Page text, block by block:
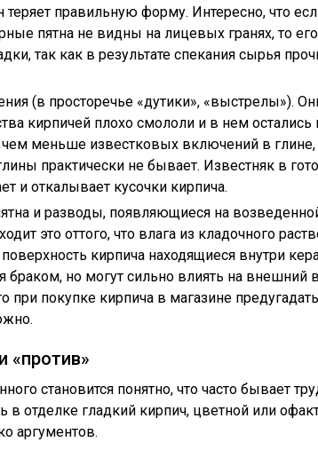
теряет правильную форму. Интересно, что
пятна не видны на лицевых гранях, то
так как в результате спекания сырья
(в просторечье «дутики», «выстрелы»).
кирпичей плохо смололи и в нем
чем меньше известковых включений в
практически не бывает. Известняк в
и откалывает кусочки кирпича.
и разводы, появляющиеся на
это оттого, что влага из кладочного
кирпича находящиеся внутри
браком, но могут сильно влиять на внешний
при покупке кирпича в магазине
«против»
становится понятно, что часто бывает
в отделке гладкий кирпич, цветной или
аргументов.